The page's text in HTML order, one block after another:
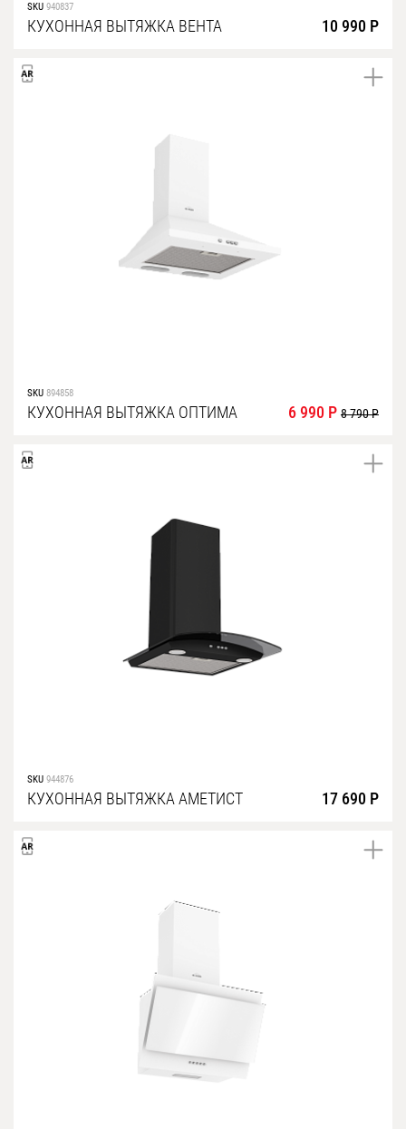
SKU 940837
КУХОННАЯ ВЫТЯЖКА ВЕНТА 10 990 Р
SKU 894858
КУХОННАЯ ВЫТЯЖКА ОПТИМА 6 990 Р 8 790 Р
SKU 944876
КУХОННАЯ ВЫТЯЖКА АМЕТИСТ 17 690 Р